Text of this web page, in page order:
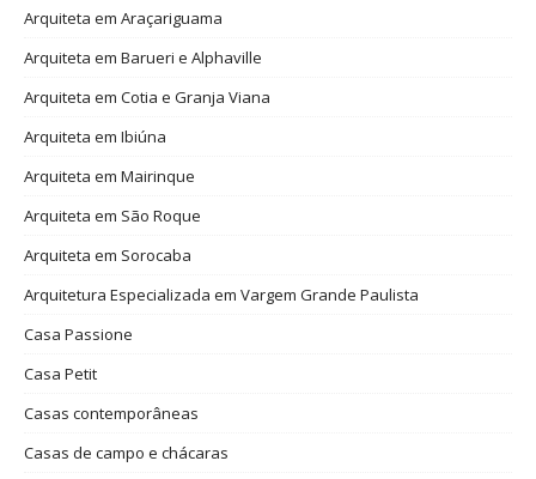
Arquiteta em Araçariguama
Arquiteta em Barueri e Alphaville
Arquiteta em Cotia e Granja Viana
Arquiteta em Ibiúna
Arquiteta em Mairinque
Arquiteta em São Roque
Arquiteta em Sorocaba
Arquitetura Especializada em Vargem Grande Paulista
Casa Passione
Casa Petit
Casas contemporâneas
Casas de campo e chácaras